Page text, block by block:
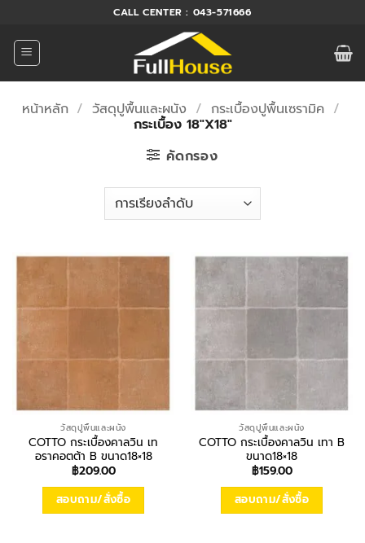
ยัง
เนื้อหา
CALL CENTER : 043-571666
หน้าหลัก / วัสดุปูพื้นและผนัง / กระเบื้องปูพื้นเซรามิค /
กระเบื้อง 18″X18″
คัดกรอง
วัสดุปูพื้นและผนัง
COTTO กระเบื้องคาลวิน เท
อราคอตต้า B ขนาด18×18
฿209.00
สอบถาม/สั่งซื้อ
วัสดุปูพื้นและผนัง
COTTO กระเบื้องคาลวิน เทา B
ขนาด18×18
฿159.00
สอบถาม/สั่งซื้อ